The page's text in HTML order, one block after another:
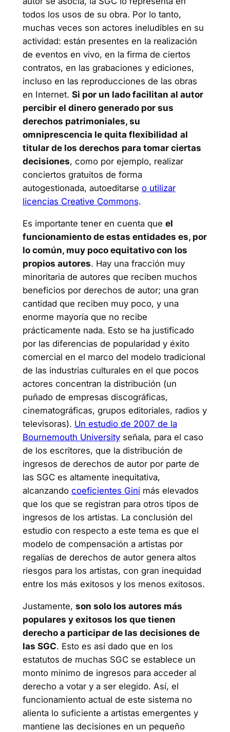
todos los usos de su obra. Por lo tanto,
muchas veces son actores ineludibles en su
actividad: están presentes en la realización
de eventos en vivo, en la firma de ciertos
contratos, en las grabaciones y ediciones,
incluso en las reproducciones de las obras
en Internet. Si por un lado facilitan al autor
percibir el dinero generado por sus
derechos patrimoniales, su
omniprescencia le quita flexibilidad al
titular de los derechos para tomar ciertas
decisiones, como por ejemplo, realizar
conciertos gratuitos de forma
autogestionada, autoeditarse o utilizar
licencias Creative Commons.
Es importante tener en cuenta que el
funcionamiento de estas entidades es, por
lo común, muy poco equitativo con los
propios autores. Hay una fracción muy
minoritaria de autores que reciben muchos
beneficios por derechos de autor; una gran
cantidad que reciben muy poco, y una
enorme mayoría que no recibe
prácticamente nada. Esto se ha justificado
por las diferencias de popularidad y éxito
comercial en el marco del modelo tradicional
de las industrias culturales en el que pocos
actores concentran la distribución (un
puñado de empresas discográficas,
cinematográficas, grupos editoriales, radios y
televisoras). Un estudio de 2007 de la
Bournemouth Universityseñala, para el caso
de los escritores, que la distribución de
ingresos de derechos de autor por parte de
las SGC es altamente inequitativa,
alcanzando coeficientes Gini más elevados
que los que se registran para otros tipos de
ingresos de los artistas. La conclusión del
estudio con respecto a este tema es que el
modelo de compensación a artistas por
regalías de derechos de autor genera altos
riesgos para los artistas, con gran inequidad
entre los más exitosos y los menos exitosos.
Justamente, son solo los autores más
populares y exitosos los que tienen
derecho a participar de las decisiones de
las SGC. Esto es así dado que en los
estatutos de muchas SGC se establece un
monto mínimo de ingresos para acceder al
derecho a votar y a ser elegido. Así, el
funcionamiento actual de este sistema no
alienta lo suficiente a artistas emergentes y
mantiene las decisiones en un pequeño